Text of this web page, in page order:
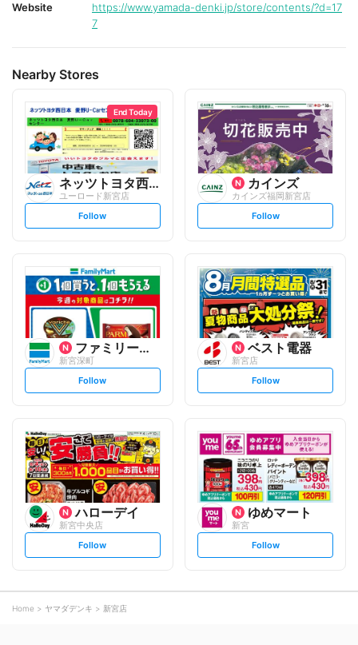
Website
https://www.yamada-denki.jp/store/contents/?d=17
7
Nearby Stores
End Today
ネッツトヨタ西日本
ユーロード新宮店
s
t
l
o
w
Follow
カインズ
カインズ福岡新宮店
s
t
l
o
w
Follow
ファミリーマート
新宮深町
s
t
l
o
w
Follow
ベスト電器
新宮店
s
t
l
o
w
Follow
ハローデイ
新宮中央店
s
t
o
w
Follow
ゆめマート
新宮
s
t
Follow
Home ヤマダデンキ 新宮店